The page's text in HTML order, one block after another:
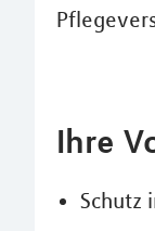
Ihre
Schutz